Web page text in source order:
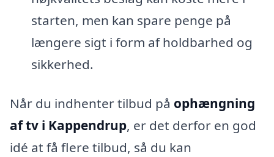
starten, men kan spare penge på
længere sigt i form af holdbarhed og
sikkerhed.
Når du indhenter tilbud på ophængning
af tv i Kappendrup, er det derfor en god
idé at få flere tilbud, så du kan